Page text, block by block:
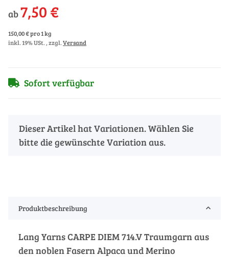
ab7,50 €
150,00 € pro 1 kg
inkl. 19% USt. , zzgl.Versand
Sofort verfügbar
x
Dieser Artikel hat Variationen. Wählen Sie
bitte die gewünschte Variation aus.
Produktbeschreibung
Lang Yarns CARPE DIEM 714.V Traumgarn aus
den noblen Fasern Alpaca und Merino